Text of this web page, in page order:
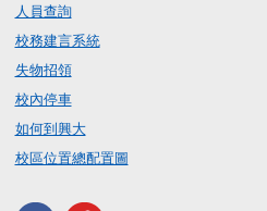
人員查詢
校務建言系統
失物招領
校內停車
如何到興大
校區位置總配置圖